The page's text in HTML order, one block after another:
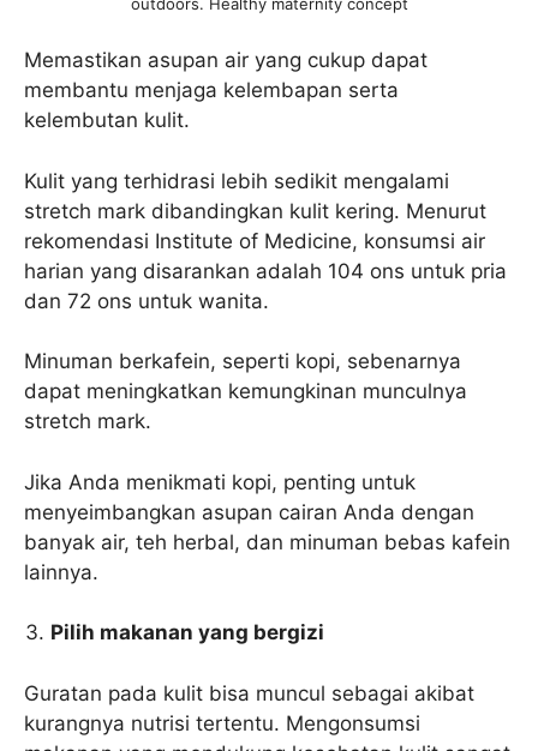
outdoors. Healthy maternity concept
Memastikan asupan air yang cukup dapat
membantu menjaga kelembapan serta
kelembutan kulit.
Kulit yang terhidrasi lebih sedikit mengalami
stretch mark dibandingkan kulit kering. Menurut
rekomendasi Institute of Medicine, konsumsi air
harian yang disarankan adalah 104 ons untuk pria
dan 72 ons untuk wanita.
Minuman berkafein, seperti kopi, sebenarnya
dapat meningkatkan kemungkinan munculnya
stretch mark.
Jika Anda menikmati kopi, penting untuk
menyeimbangkan asupan cairan Anda dengan
banyak air, teh herbal, dan minuman bebas kafein
lainnya.
Pilih makanan yang bergizi
Guratan pada kulit bisa muncul sebagai akibat
kurangnya nutrisi tertentu. Mengonsumsi